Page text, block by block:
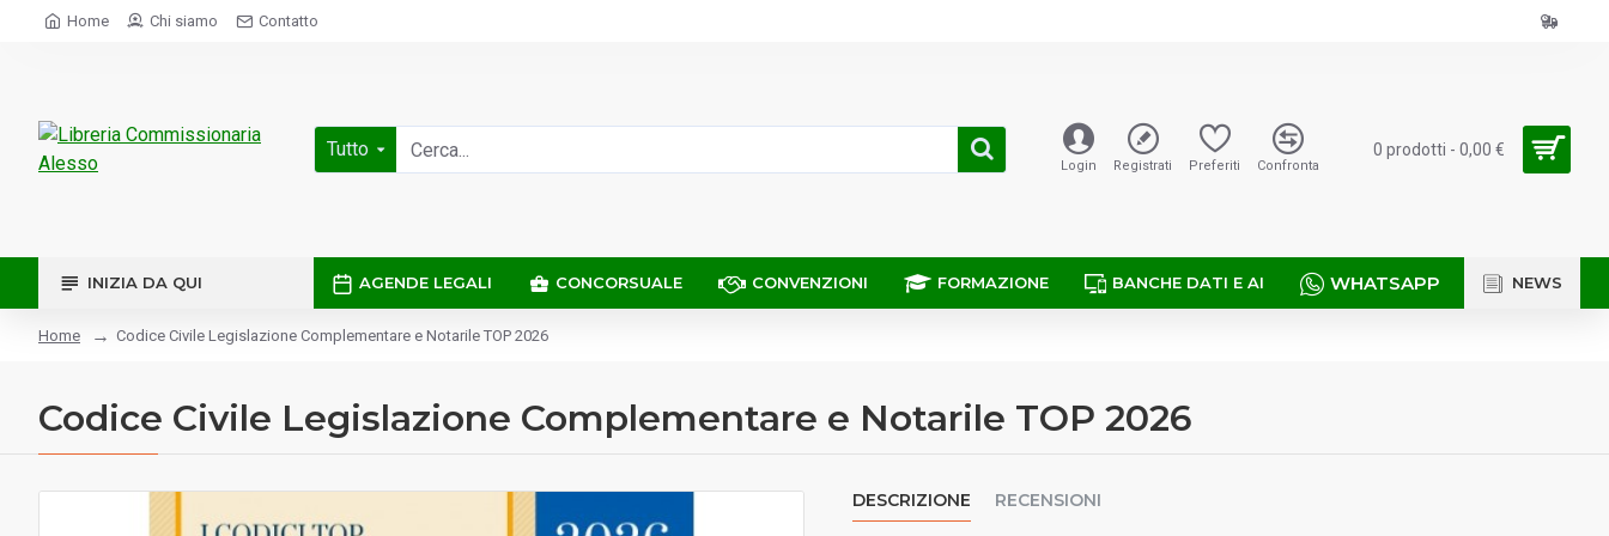
Home Chi siamo Contatto
Tutto
Login Registrati Preferiti Confronta
0 prodotti - 0,00 €
INIZIA DA QUI AGENDE LEGALI CONCORSUALE CONVENZIONI FORMAZIONE BANCHE DATI E AI WHATSAPP NEWS
Home Codice Civile Legislazione Complementare e Notarile TOP 2026
Codice Civile Legislazione Complementare e Notarile TOP 2026
DESCRIZIONE RECENSIONI